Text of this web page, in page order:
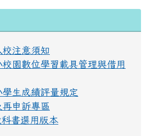
注意須知
校園數位學習載具管理與借用
學生成績評量規定
申訴專區
書選用版本